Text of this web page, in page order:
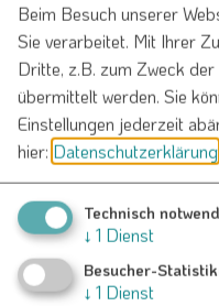
Filtern
Beim Besuch unserer
Sie verarbeitet. Mit Ihrer
Dritte, z.B. zum Zweck
übermittelt werden. Sie
Einstellungen jederzeit
hier: Datenschutzerklärung
Technisch
↓ 1 Dienst
Besucher-
↓ 1 Dienst